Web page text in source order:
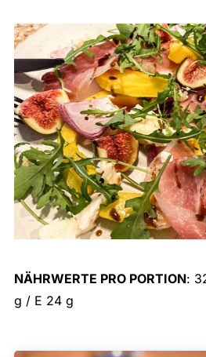
NÄHRWERTE PRO PORTION:
g / E 24 g